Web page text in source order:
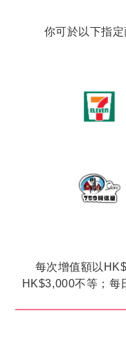
你可於以下指
每次增值額以
HK$3,000不等；每